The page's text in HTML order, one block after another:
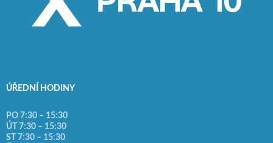
ÚŘEDNÍ HODINY
PO 7:30 – 15:30
ÚT 7:30 – 15:30
ST 7:30 – 15:30